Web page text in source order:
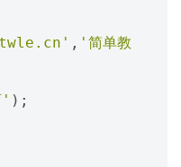
, '简单教
' );